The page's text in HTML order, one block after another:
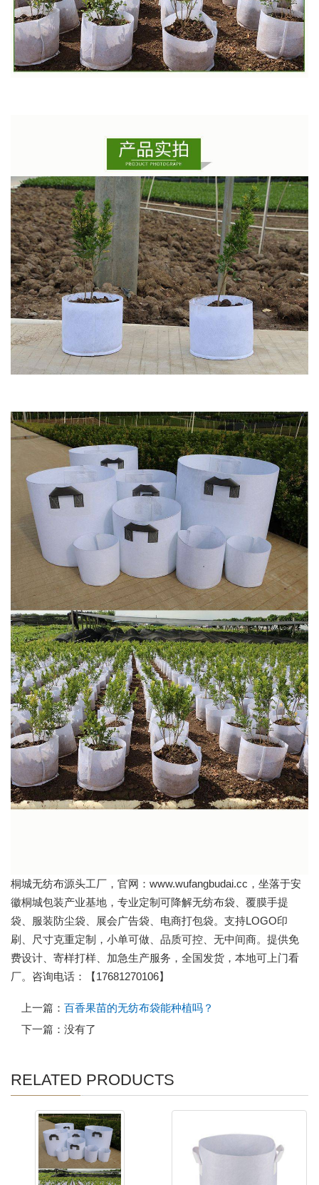
桐城无纺布源头工厂，官网：www.wufangbudai.cc，坐落于安
徽桐城包装产业基地，专业定制可降解无纺布袋、覆膜手提
袋、服装防尘袋、展会广告袋、电商打包袋。支持LOGO印
刷、尺寸克重定制，小单可做、品质可控、无中间商。提供免
费设计、寄样打样、加急生产服务，全国发货，本地可上门看
厂。咨询电话：【17681270106】
上一篇： 百香果苗的无纺布袋能种植吗？
下一篇：没有了
RELATED PRODUCTS